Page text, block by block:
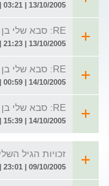
13/10/2005 | 03:21 | מאת: חיים
RE: סבא שלי בן 82 במצוקה קשה אבקש עזרה דחופה !
13/10/2005 | 21:23 | מאת: דני לא רופא ולא מטפל
RE: סבא שלי בן 82 במצוקה קשה אבקש עזרה דחופה !
14/10/2005 | 00:59 | מאת:
RE: סבא שלי בן 82 במצוקה קשה אבקש עזרה דחופה !
14/10/2005 | 15:39 | מאת: חיים
זכויות הגיל
09/10/2005 | 23:01 | מאת: זהרה כהן